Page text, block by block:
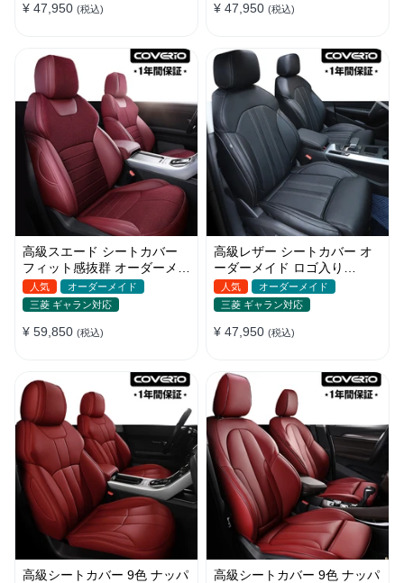
¥ 47,950 (税込) ¥ 47,950 (税込)
高級スエード シートカバー
フィット感抜群 オーダーメイ
ド 耐久性 オシャレ 全席セッ
ト
人気
オーダーメイド
三菱 ギャラン対応
¥ 59,850 (税込)
高級レザー シートカバー オ
ーダーメイド ロゴ入り
JUSTFIT保証 耐摩耗性 全席
セット
人気
オーダーメイド
三菱 ギャラン対応
¥ 47,950 (税込)
高級シートカバー 9色 ナッパ
高級シートカバー 9色 ナッパ